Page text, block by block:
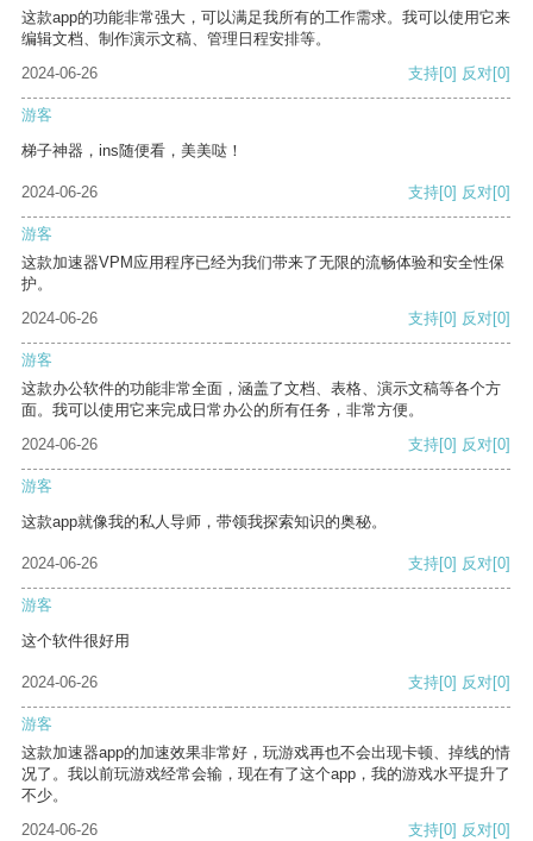
这款app的功能非常强大，可以满足我所有的工作需求。我可以使用它来
编辑文档、制作演示文稿、管理日程安排等。
2024-06-26
支持[0] 反对[0]
游客
梯子神器，ins随便看，美美哒！
2024-06-26 支持[0] 反对[0]
游客
这款加速器VPM应用程序已经为我们带来了无限的流畅体验和安全性保
护。
2024-06-26
支持[0] 反对[0]
游客
这款办公软件的功能非常全面，涵盖了文档、表格、演示文稿等各个方
面。我可以使用它来完成日常办公的所有任务，非常方便。
2024-06-26
支持[0] 反对[0]
游客
这款app就像我的私人导师，带领我探索知识的奥秘。
2024-06-26 支持[0] 反对[0]
游客
这个软件很好用
2024-06-26 支持[0] 反对[0]
游客
这款加速器app的加速效果非常好，玩游戏再也不会出现卡顿、掉线的情
况了。我以前玩游戏经常会输，现在有了这个app，我的游戏水平提升了
不少。
2024-06-26
支持[0] 反对[0]